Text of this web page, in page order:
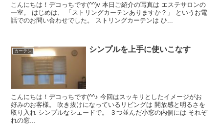
こんにちは！デコっちです(^^)v 本日ご紹介の写真は エステサロンの
一室。 はじめは、 「ストリングカーテンありますか？」 というお電
話でのお問い合わせでした。 ストリングカーテンは ひ...
カーテン シンプルを上手に使いこなす
こんにちは！デコっちです(^^♪ 今回はスッキリとしたイメージがお
好みのお客様。 吹き抜けになっているリビングは 開放感と明るさを
取り入れ シンプルなシェードで。 ３つ並んだ小窓の内側には それぞ
れの窓...